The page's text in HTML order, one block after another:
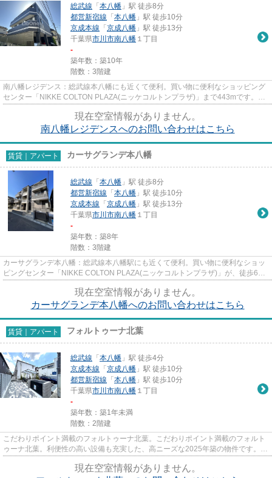
総武線 「 本八幡 」駅 徒歩8分
都営新宿線 「 本八幡 」駅 徒歩10分
京成本線 「 京成八幡 」駅 徒歩13分
千葉県市川市南八幡 １丁目
-
築年数：築10年
階数：3階建
南八幡レジデンス：総武線本八幡にも近くて便利。買い物に便利なショッピング
センター「NIKKE COLTON PLAZA(ニッケコルトンプラザ)」まで443mです。清
現在空室情報がありません。
南八幡レジデンスへのお問い合わせはこちら
賃貸｜アパート カーサグランデ本八幡
総武線 「 本八幡 」駅 徒歩8分
都営新宿線 「 本八幡 」駅 徒歩10分
京成本線 「 京成八幡 」駅 徒歩13分
千葉県市川市南八幡 １丁目
-
築年数：築8年
階数：3階建
カーサグランデ本八幡：総武線本八幡駅にも近くて便利。買い物に便利なショッ
ピングセンター「NIKKE COLTON PLAZA(ニッケコルトンプラザ)」が、徒歩6分
現在空室情報がありません。
カーサグランデ本八幡へのお問い合わせはこちら
賃貸｜アパート フォルトゥーナ北葉
総武線 「 本八幡 」駅 徒歩4分
京成本線 「 京成八幡 」駅 徒歩10分
都営新宿線 「 本八幡 」駅 徒歩10分
千葉県市川市南八幡 １丁目
-
築年数：築1年未満
階数：2階建
こだわりポイント満載のフォルトゥーナ北葉。こだわりポイント満載のフォルト
ゥーナ北葉。利便性の高い設備も充実した、高ニーズな2025年築の物件です。こ
現在空室情報がありません。